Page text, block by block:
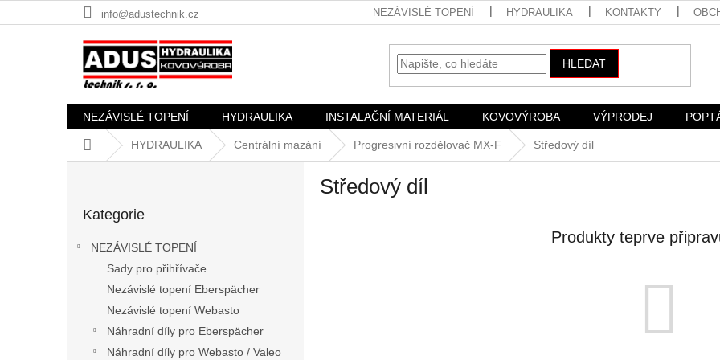
na
info@adustechnik.cz NEZÁVISLÉ TOPENÍ HYDRAULIKA KONTAKTY
HLEDAT
NEZÁVISLÉ TOPENÍ HYDRAULIKA INSTALAČNÍ MATERIÁL KOVOVÝROBA VÝPRODEJ
Domů HYDRAULIKA Centrální mazání Progresivní rozdělovač MX-F Středový díl
kategorie
Kategorie
NEZÁVISLÉ TOPENÍ
Sady pro přihřívače
Nezávislé topení Eberspächer
Nezávislé topení Webasto
Náhradní díly pro Eberspächer
Náhradní díly pro Webasto / Valeo
Středový díl
Produkty teprve